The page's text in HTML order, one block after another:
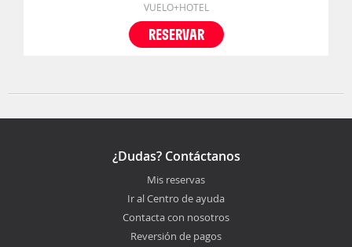
VUELO+HOTEL
RESERVAR
¿Dudas? Contáctanos
Mis reservas
Ir al Centro de ayuda
Contacta con nosotros
Reversión de pagos